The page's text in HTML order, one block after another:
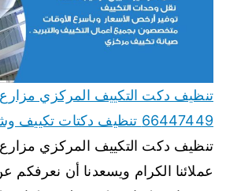
تنظيف دكت التكييف المركزي مزارع
66447449 تنظيف دكتات تكييف وشفاطات
تنظيف دكت التكييف المركزي
عملائنا الكرام ويسعدنا أن نعرفكم